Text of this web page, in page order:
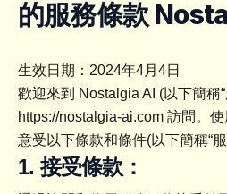
的服務條款
生效日期：2024年4月4日
歡迎來到 Nostalgia AI (以下簡稱
https://nostalgia-ai.com 訪問。
意受以下條款和條件(以下簡稱“服
1. 接受條款：